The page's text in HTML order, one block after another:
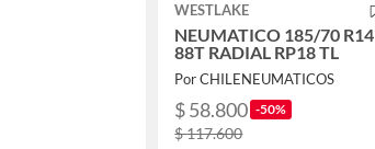
WESTLAKE
NEUMATICO 185/70 R14
88T RADIAL RP18 TL
Por CHILENEUMATICOS
$ 58.800 -50%
$ 117.600